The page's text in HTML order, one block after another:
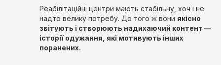
Реабілітаційні центри мають стабільну, хоч і не
надто велику потребу. До того ж вони якісно
звітують і створюють надихаючий контент —
історії одужання, які мотивують інших
поранених.